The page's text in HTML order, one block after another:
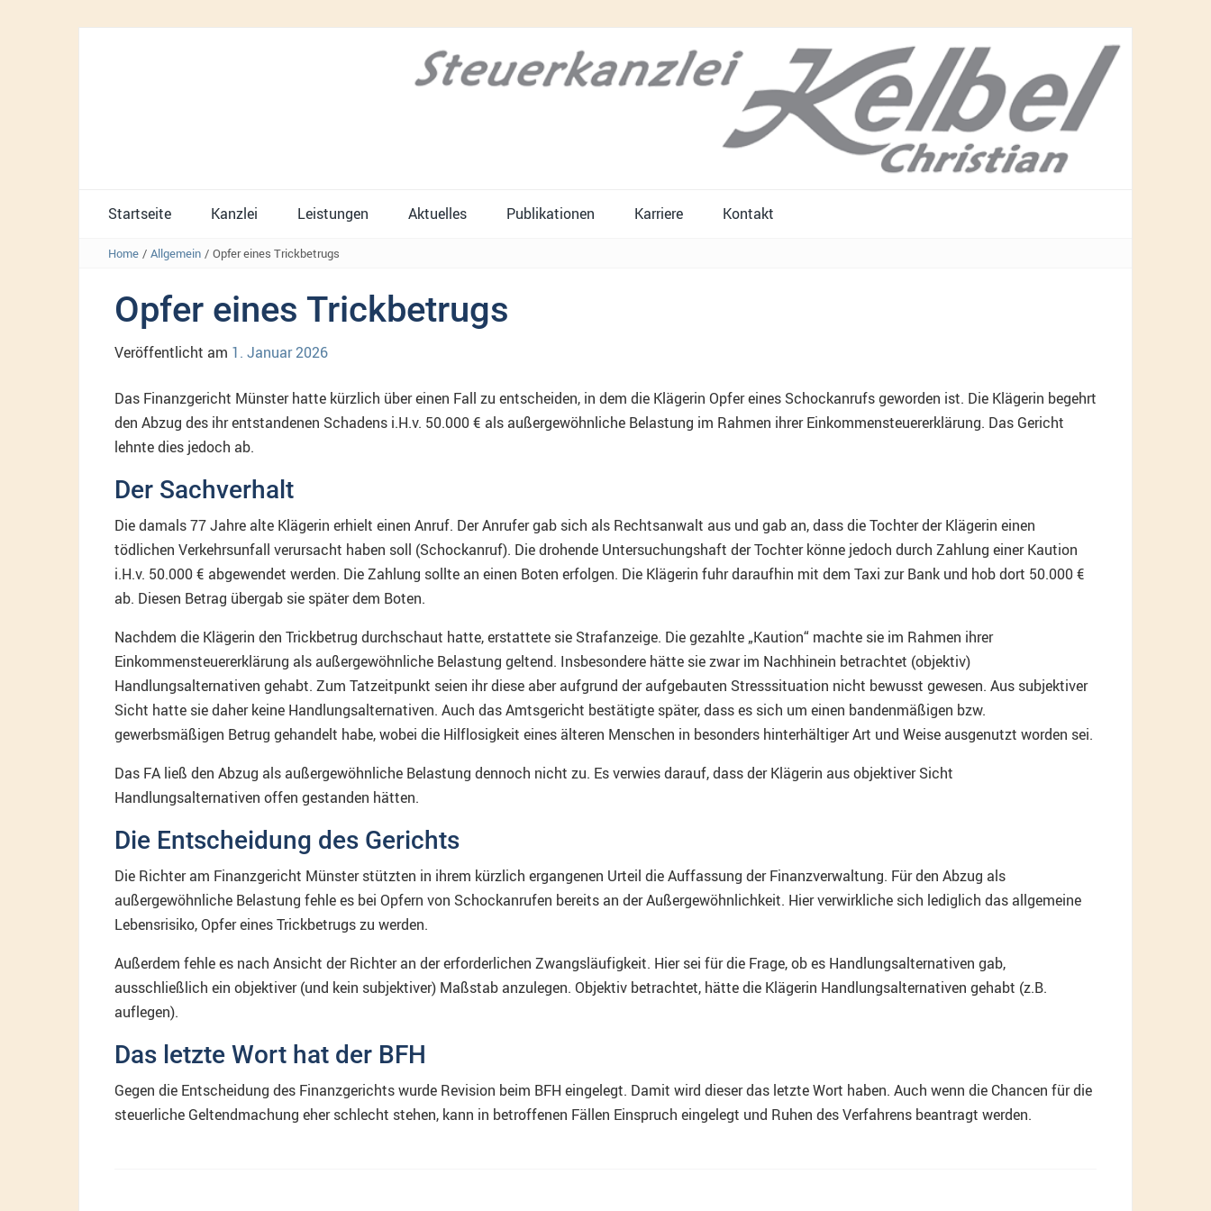
Startseite Kanzlei Leistungen Aktuelles Publikationen Karriere Kontakt
Home / Allgemein / Opfer eines Trickbetrugs
Opfer eines Trickbetrugs
Veröffentlicht am 1. Januar 2026
Das Finanzgericht Münster hatte kürzlich über einen Fall zu entscheiden, in dem die Klägerin Opfer eines Schockanrufs geworden ist. Die Klägerin begehrt
den Abzug des ihr entstandenen Schadens i.H.v. 50.000 € als außergewöhnliche Belastung im Rahmen ihrer Einkommensteuererklärung. Das Gericht
lehnte dies jedoch ab.
Der Sachverhalt
Die damals 77 Jahre alte Klägerin erhielt einen Anruf. Der Anrufer gab sich als Rechtsanwalt aus und gab an, dass die Tochter der Klägerin einen
tödlichen Verkehrsunfall verursacht haben soll (Schockanruf). Die drohende Untersuchungshaft der Tochter könne jedoch durch Zahlung einer Kaution
i.H.v. 50.000 € abgewendet werden. Die Zahlung sollte an einen Boten erfolgen. Die Klägerin fuhr daraufhin mit dem Taxi zur Bank und hob dort 50.000 €
ab. Diesen Betrag übergab sie später dem Boten.
Nachdem die Klägerin den Trickbetrug durchschaut hatte, erstattete sie Strafanzeige. Die gezahlte „Kaution“ machte sie im Rahmen ihrer
Einkommensteuererklärung als außergewöhnliche Belastung geltend. Insbesondere hätte sie zwar im Nachhinein betrachtet (objektiv)
Handlungsalternativen gehabt. Zum Tatzeitpunkt seien ihr diese aber aufgrund der aufgebauten Stresssituation nicht bewusst gewesen. Aus subjektiver
Sicht hatte sie daher keine Handlungsalternativen. Auch das Amtsgericht bestätigte später, dass es sich um einen bandenmäßigen bzw.
gewerbsmäßigen Betrug gehandelt habe, wobei die Hilflosigkeit eines älteren Menschen in besonders hinterhältiger Art und Weise ausgenutzt worden sei.
Das FA ließ den Abzug als außergewöhnliche Belastung dennoch nicht zu. Es verwies darauf, dass der Klägerin aus objektiver Sicht
Handlungsalternativen offen gestanden hätten.
Die Entscheidung des Gerichts
Die Richter am Finanzgericht Münster stützten in ihrem kürzlich ergangenen Urteil die Auffassung der Finanzverwaltung. Für den Abzug als
außergewöhnliche Belastung fehle es bei Opfern von Schockanrufen bereits an der Außergewöhnlichkeit. Hier verwirkliche sich lediglich das allgemeine
Lebensrisiko, Opfer eines Trickbetrugs zu werden.
Außerdem fehle es nach Ansicht der Richter an der erforderlichen Zwangsläufigkeit. Hier sei für die Frage, ob es Handlungsalternativen gab,
ausschließlich ein objektiver (und kein subjektiver) Maßstab anzulegen. Objektiv betrachtet, hätte die Klägerin Handlungsalternativen gehabt (z.B.
auflegen).
Das letzte Wort hat der BFH
Gegen die Entscheidung des Finanzgerichts wurde Revision beim BFH eingelegt. Damit wird dieser das letzte Wort haben. Auch wenn die Chancen für die
steuerliche Geltendmachung eher schlecht stehen, kann in betroffenen Fällen Einspruch eingelegt und Ruhen des Verfahrens beantragt werden.